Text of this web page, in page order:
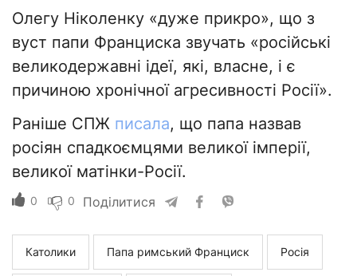
Олегу Ніколенку «дуже прикро», що з
вуст папи Франциска звучать «російські
великодержавні ідеї, які, власне, і є
причиною хронічної агресивності Росії».
Раніше СПЖ писала, що папа назвав
росіян спадкоємцями великої імперії,
великої матінки-Росії.
0 0 Поділитися
Католики Папа римський Франциск Росія